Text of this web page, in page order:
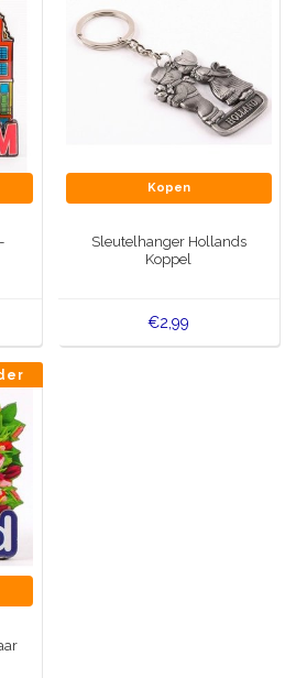
Kopen
Sleutelhanger Hollands
Koppel
€2,99